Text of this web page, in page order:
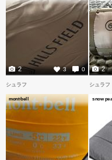
3 0
2 2
シュラフ
mont-bell
シュラフ
snow